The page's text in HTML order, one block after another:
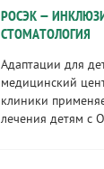
РОСЭК —
СТОМАТОЛОГИЯ
Адаптации для
медицинский
клиники
лечения детям с